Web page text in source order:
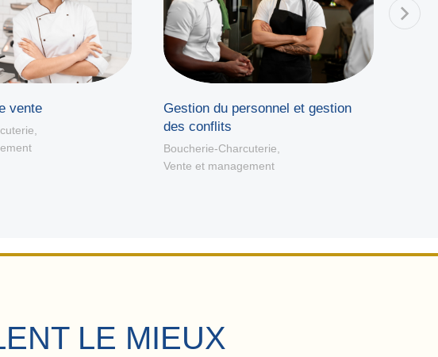
vente
Gestion du personnel et gestion
des conflits
Boucherie-Charcuterie
Vente et management
LE MIEUX